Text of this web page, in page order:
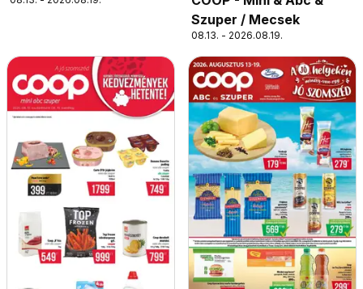
Szuper / Mecsek
08.13. - 2026.08.19.